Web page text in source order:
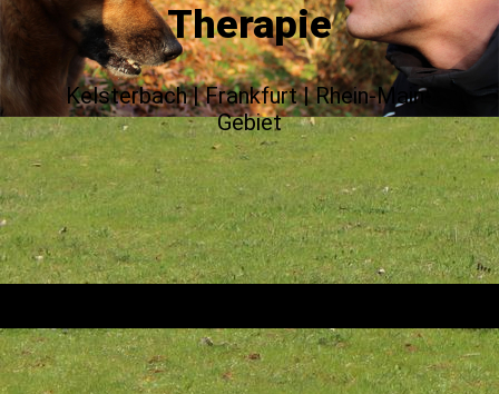
Therapie
Kelsterbach | Frankfurt | Rhein-Main-
Gebiet